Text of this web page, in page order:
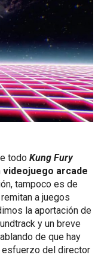
todo Kung Fury
videojuego arcade
tampoco es de
a juegos
la aportación de
y un breve
de que hay
esfuerzo del director